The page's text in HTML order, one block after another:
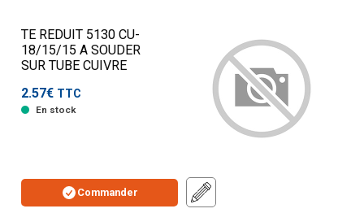
TE REDUIT 5130 CU-
18/15/15 A SOUDER
SUR TUBE CUIVRE
2.57€ TTC
En stock
Commander